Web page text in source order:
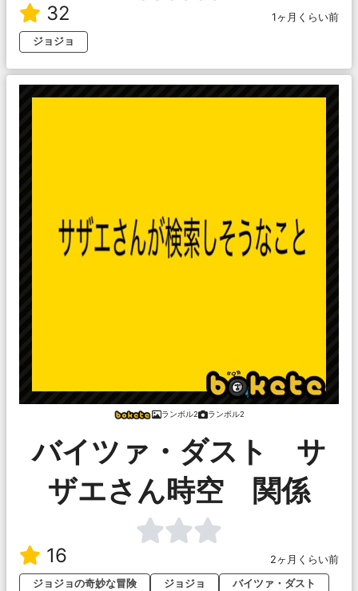
32
1ヶ月くらい前
ジョジョ
ランボル2 ランボル2
バイツァ・ダスト サ
ザエさん時空 関係
16
2ヶ月くらい前
ジョジョの奇妙な冒険
ジョジョ バイツァ・ダスト